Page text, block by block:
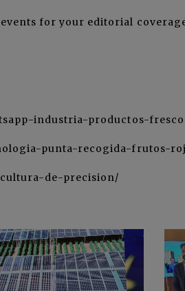
events for your editorial
industria-productos-
punta-recogida-frutos-
de-precision/